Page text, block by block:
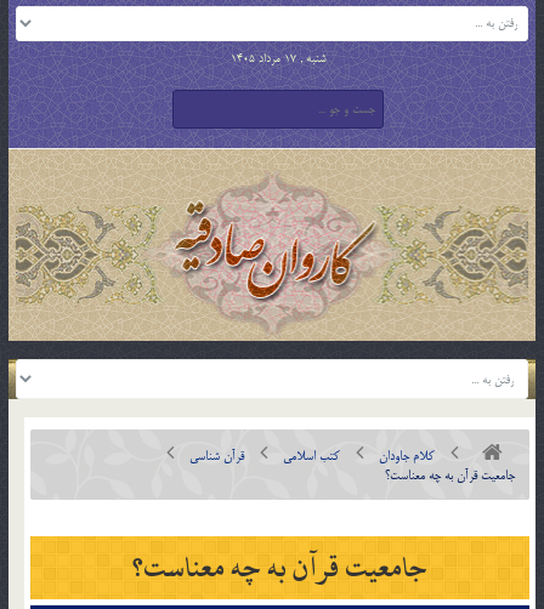
شنبه , 17 مرداد 1405
کلام جاودان کتب اسلامی
قرآن شناسی
جامعیت قرآن به چه معناست؟
جامعیت قرآن به چه معناست؟